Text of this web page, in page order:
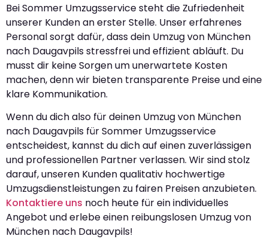
Bei Sommer Umzugsservice steht die Zufriedenheit
unserer Kunden an erster Stelle. Unser erfahrenes
Personal sorgt dafür, dass dein Umzug von München
nach Daugavpils stressfrei und effizient abläuft. Du
musst dir keine Sorgen um unerwartete Kosten
machen, denn wir bieten transparente Preise und eine
klare Kommunikation.
Wenn du dich also für deinen Umzug von München
nach Daugavpils für Sommer Umzugsservice
entscheidest, kannst du dich auf einen zuverlässigen
und professionellen Partner verlassen. Wir sind stolz
darauf, unseren Kunden qualitativ hochwertige
Umzugsdienstleistungen zu fairen Preisen anzubieten.
Kontaktiere uns noch heute für ein individuelles
Angebot und erlebe einen reibungslosen Umzug von
München nach Daugavpils!